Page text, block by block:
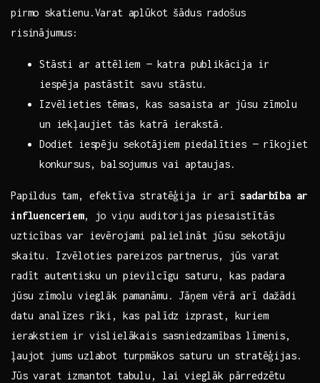
pirmo skatienu.Varat aplūkot šādus ‍radošus
risinājumus:
Stāsti ar attēliem — katra publikācija ir​
iespēja pastāstīt savu stāstu.
Izvēlieties⁣ tēmas, kas sasaista ar jūsu zīmolu
un iekļaujiet tās katrā ierakstā.
Dodiet iespēju⁣ sekotājiem⁤ piedalīties — rīkojiet
konkursus, balsojumus vai aptaujas.
Papildus tam, efektīva stratēģija ir arīsadarbība ar
influenceriem, jo viņu auditorijas piesaistītās‍
uzticības var ievērojami palielināt jūsu sekotāju
skaitu. Izvēloties pareizos​ partnerus, jūs varat
radīt autentisku un pievilcīgu saturu, kas padara
jūsu zīmolu vieglāk pamanāmu. Jāņem vērā arī dažādi
datu analīzes rīki, kas palīdz izprast, kuriem
ierakstiem ‍ir vislielākais sasniedzamības līmenis,
ļaujot jums uzlabot turpmākos saturu un⁣ stratēģijas.
Jūs varat izmantot tabulu, lai vieglāk pārredzētu